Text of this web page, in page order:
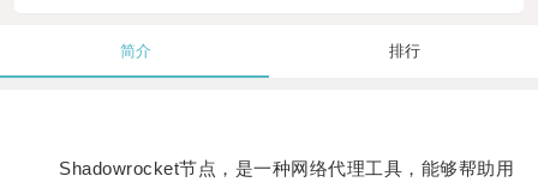
简介 排行
Shadowrocket节点，是一种网络代理工具，能够帮助用